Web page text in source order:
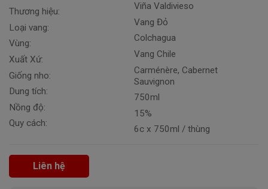
Thương hiệu:
Loại vang:
Vùng:
Xuất Xứ:
Giống nho:
Dung tích:
Nồng độ:
Quy cách:
Viña Valdivieso
Vang Đỏ
Colchagua
Vang Chile
Carménère, Cabernet
Sauvignon
750ml
15%
6c x 750ml / thùng
Liên hệ